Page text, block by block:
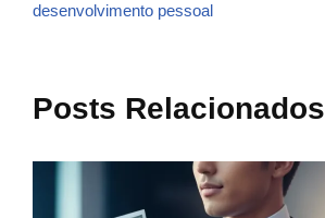
desenvolvimento pessoal
Posts Relacionados